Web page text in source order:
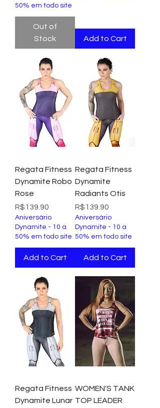
50% em todo site
Out of
Stock
Add to Cart
Regata Fitness
Dynamite Robo
Rose
Price
R$139.90
Aniversário
Dynamite - 10 a
50% em todo site
Add to Cart
Regata Fitness
Dynamite
Radiants Otis
Price
R$139.90
Aniversário
Dynamite - 10 a
50% em todo site
Add to Cart
Regata Fitness
Dynamite Lunar
WOMEN'S TANK
TOP LEADER